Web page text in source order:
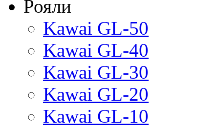
Рояли
Kawai GL-50
Kawai GL-40
Kawai GL-30
Kawai GL-20
Kawai GL-10